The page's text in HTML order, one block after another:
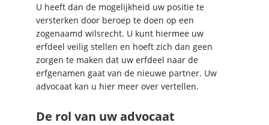
U heeft dan de mogelijkheid uw positie te
versterken door beroep te doen op een
zogenaamd wilsrecht. U kunt hiermee uw
erfdeel veilig stellen en hoeft zich dan geen
zorgen te maken dat uw erfdeel naar de
erfgenamen gaat van de nieuwe partner. Uw
advocaat kan u hier meer over vertellen.
De rol van uw advocaat